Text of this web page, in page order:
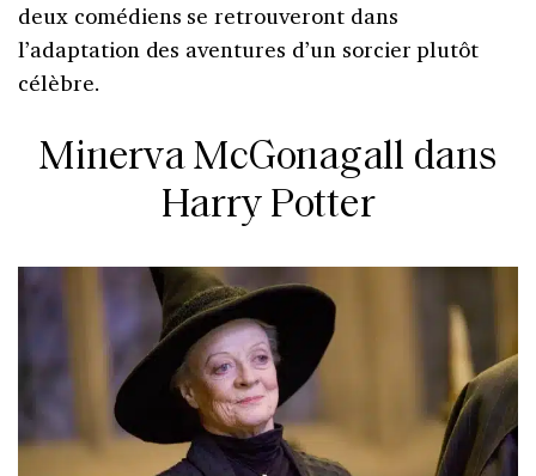
deux comédiens se retrouveront dans
l’adaptation des aventures d’un sorcier plutôt
célèbre.
Minerva McGonagall dans
Harry Potter